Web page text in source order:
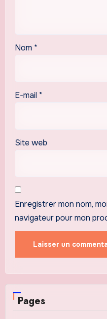
Nom *
E-mail *
Site web
Enregistrer mon nom,
navigateur pour mon
Pages